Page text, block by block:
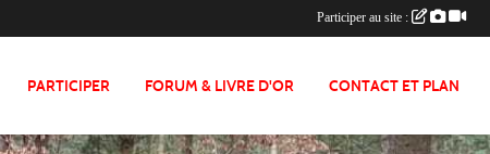
PARTICIPER FORUM & LIVRE D'OR CONTACT ET PLAN
Participer au site :